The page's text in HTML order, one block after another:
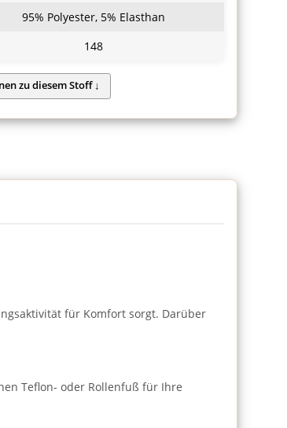
95% Polyester, 5% Elasthan
148
für Komfort sorgt. Darüber
Teflon- oder Rollenfuß für Ihre